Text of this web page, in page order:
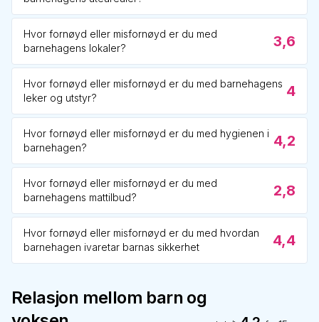
Hvor fornøyd eller misfornøyd er du med
barnehagens lokaler?
3,6
Hvor fornøyd eller misfornøyd er du med barnehagens
leker og utstyr?
4
Hvor fornøyd eller misfornøyd er du med hygienen i
barnehagen?
4,2
Hvor fornøyd eller misfornøyd er du med
barnehagens mattilbud?
2,8
Hvor fornøyd eller misfornøyd er du med hvordan
barnehagen ivaretar barnas sikkerhet
4,4
Relasjon mellom barn og